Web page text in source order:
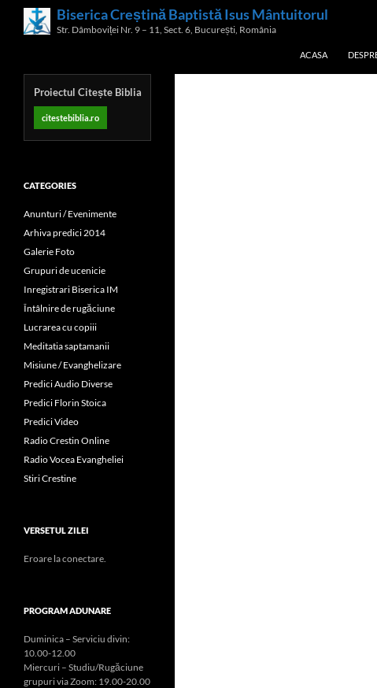
Biserica Creștină Baptistă Isus Mântuitorul
Str. Dâmboviței Nr. 9 – 11, Sect. 6, București, România
Search
ACASA
Proiectul Citește Biblia
citestebiblia.ro
CATEGORIES
Anunturi / Evenimente
Arhiva predici 2014
Galerie Foto
Grupuri de ucenicie
Inregistrari Biserica IM
Întâlnire de rugăciune
Lucrarea cu copiii
Meditatia saptamanii
Misiune / Evanghelizare
Predici Audio Diverse
Predici Florin Stoica
Predici Video
Radio Crestin Online
Radio Vocea Evangheliei
Stiri Crestine
VERSETUL ZILEI
Eroare la conectare.
PROGRAM ADUNARE
Duminica – Serviciu divin:
10.00-12.00
Miercuri – Studiu/Rugăciune
grupuri via Zoom: 19.00-20.00